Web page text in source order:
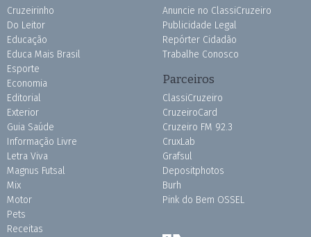
Cruzeirinho
Do Leitor
Educação
Educa Mais Brasil
Esporte
Economia
Editorial
Exterior
Guia Saúde
Informação Livre
Letra Viva
Magnus Futsal
Mix
Motor
Pets
Receitas
Anuncie no ClassiCruzeiro
Publicidade Legal
Repórter Cidadão
Trabalhe Conosco
Parceiros
ClassiCruzeiro
CruzeiroCard
Cruzeiro FM 92.3
CruxLab
Grafsul
Depositphotos
Burh
Pink do Bem OSSEL